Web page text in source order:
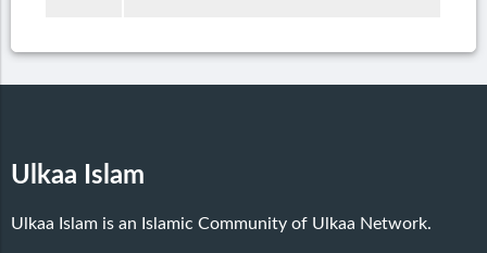
Ulkaa Islam
Ulkaa Islam is an Islamic Community of Ulkaa Network.